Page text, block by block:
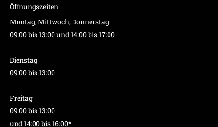
Öffnungszeiten
Montag, Mittwoch, Donnerstag
09:00 bis 13:00 und 14:00 bis 17:00
Dienstag
09:00 bis 13:00
Freitag
09:00 bis 13:00
und 14:00 bis 16:00*